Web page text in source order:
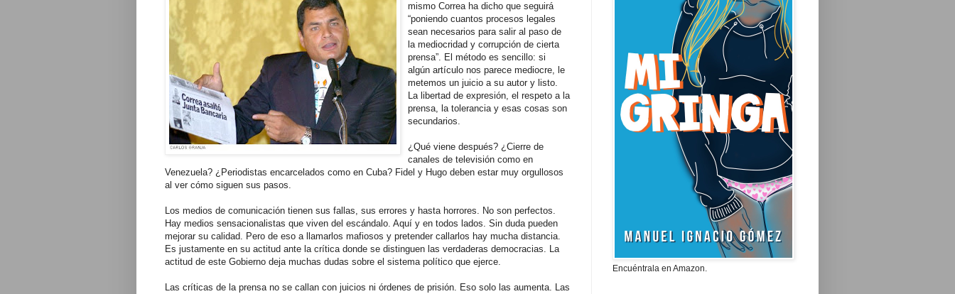
mismo Correa ha dicho que seguirá
“poniendo cuantos procesos legales
sean necesarios para salir al paso de
la mediocridad y corrupción de cierta
prensa”. El método es sencillo: si
algún artículo nos parece mediocre, le
metemos un juicio a su autor y listo.
La libertad de expresión, el respeto a la
prensa, la tolerancia y esas cosas son
secundarios.
¿Qué viene después? ¿Cierre de
canales de televisión como en
Venezuela? ¿Periodistas encarcelados como en Cuba? Fidel y Hugo deben estar muy orgullosos
al ver cómo siguen sus pasos.
Los medios de comunicación tienen sus fallas, sus errores y hasta horrores. No son perfectos.
Hay medios sensacionalistas que viven del escándalo. Aquí y en todos lados. Sin duda pueden
mejorar su calidad. Pero de eso a llamarlos mafiosos y pretender callarlos hay mucha distancia.
Es justamente en su actitud ante la crítica donde se distinguen las verdaderas democracias. La
actitud de este Gobierno deja muchas dudas sobre el sistema político que ejerce.
Las críticas de la prensa no se callan con juicios ni órdenes de prisión. Eso solo las aumenta. Las
Encuéntrala en Amazon.